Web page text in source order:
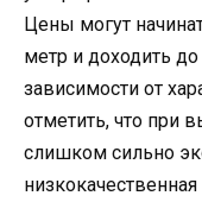
Цены могут
метр и доходить
зависимости от
отметить, что при
слишком сильно